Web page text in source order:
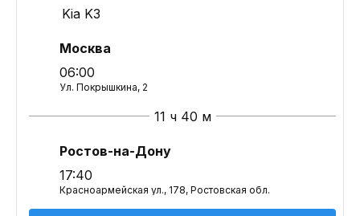
Kia K3
Москва
06:00
Ул. Покрышкина, 2
11 ч 40 м
Ростов-на-Дону
17:40
Красноармейская ул., 178, Ростовская обл.